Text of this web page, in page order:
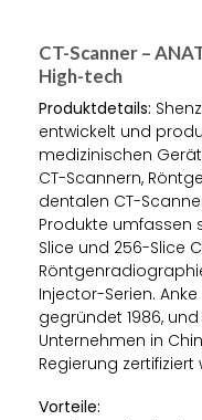
CT-Scanner –
High-tech
Produktdetails:
entwickelt und
medizinischen
CT-Scannern,
dentalen CT-
Produkte umfassen
Slice und 256-Slice
Injector-Serien.
gegründet 1986,
Unternehmen in
Regierung
Vorteile: